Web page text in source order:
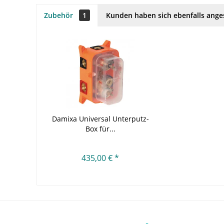
Zubehör 1 Kunden haben sich ebenfalls
Damixa Universal Unterputz-
Box für...
435,00 € *